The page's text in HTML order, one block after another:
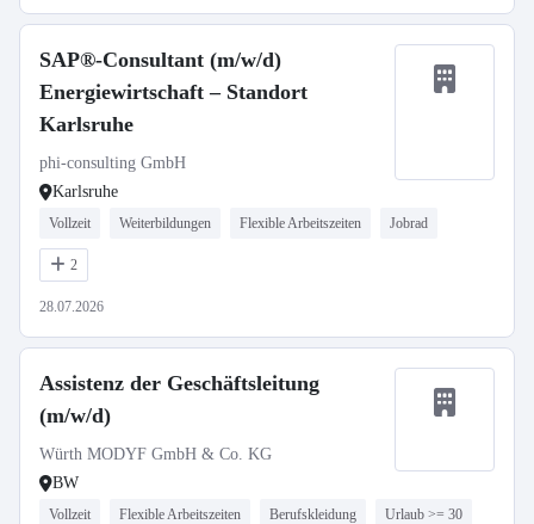
SAP®-Consultant (m/w/d)
Energiewirtschaft – Standort
Karlsruhe
phi-consulting GmbH
Karlsruhe
Vollzeit Weiterbildungen Flexible Arbeitszeiten Jobrad
2
28.07.2026
Assistenz der Geschäftsleitung
(m/w/d)
Würth MODYF GmbH & Co. KG
BW
Vollzeit Flexible Arbeitszeiten Berufskleidung Urlaub >= 30